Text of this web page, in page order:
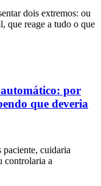
dois extremos: ou
que reage a tudo o que
por
que deveria
paciente, cuidaria
controlaria a